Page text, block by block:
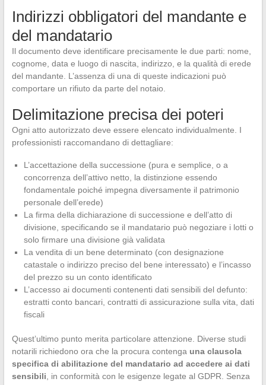
Indirizzi obbligatori del mandante e
del mandatario
Il documento deve identificare precisamente le due parti: nome,
cognome, data e luogo di nascita, indirizzo, e la qualità di erede
del mandante. L’assenza di una di queste indicazioni può
comportare un rifiuto da parte del notaio.
Delimitazione precisa dei poteri
Ogni atto autorizzato deve essere elencato individualmente. I
professionisti raccomandano di dettagliare:
L’accettazione della successione (pura e semplice, o a
concorrenza dell’attivo netto, la distinzione essendo
fondamentale poiché impegna diversamente il patrimonio
personale dell’erede)
La firma della dichiarazione di successione e dell’atto di
divisione, specificando se il mandatario può negoziare i lotti o
solo firmare una divisione già validata
La vendita di un bene determinato (con designazione
catastale o indirizzo preciso del bene interessato) e l’incasso
del prezzo su un conto identificato
L’accesso ai documenti contenenti dati sensibili del defunto:
estratti conto bancari, contratti di assicurazione sulla vita, dati
fiscali
Quest’ultimo punto merita particolare attenzione. Diverse studi
notarili richiedono ora che la procura contenga una clausola
specifica di abilitazione del mandatario ad accedere ai dati
sensibili , in conformità con le esigenze legate al GDPR. Senza